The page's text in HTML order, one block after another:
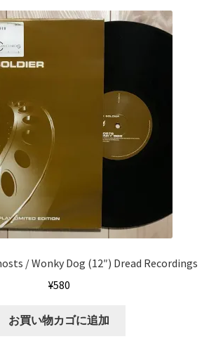
/ Wonky Dog (12″) Dread Recordings
¥580
お買い物カゴに追加